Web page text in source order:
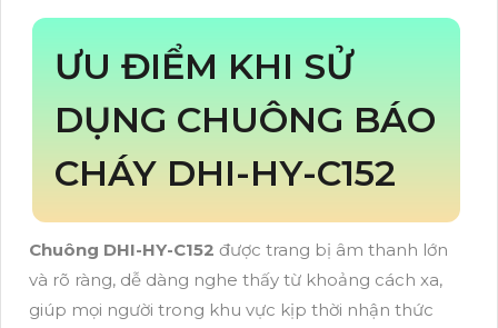
ƯU ĐIỂM KHI SỬ
DỤNG CHUÔNG BÁO
CHÁY DHI-HY-C152
Chuông DHI-HY-C152 được trang bị âm thanh lớn
và rõ ràng, dễ dàng nghe thấy từ khoảng cách xa,
giúp mọi người trong khu vực kịp thời nhận thức